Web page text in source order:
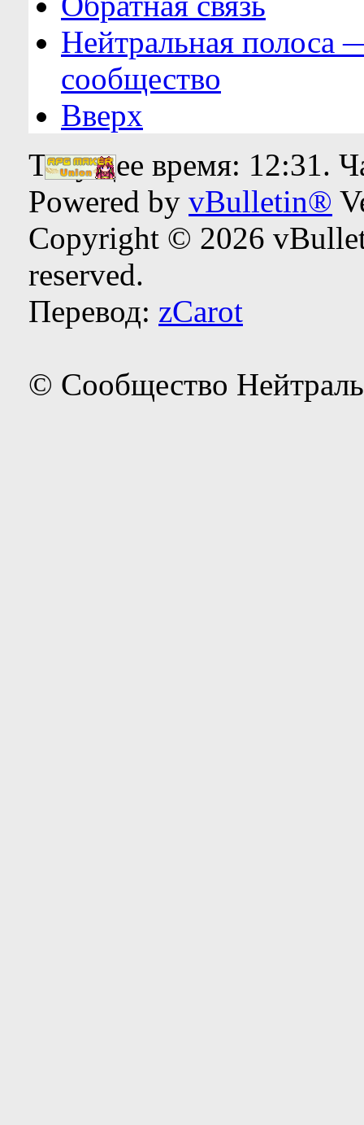
Нейтральная полоса
сообщество
Вверх
Текущее время: 12:31.
Powered by vBulletin®
Copyright © 2026
reserved.
Перевод: zCarot
© Сообщество